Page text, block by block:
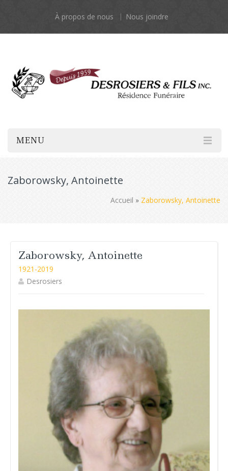
À propos de nous Nous joindre
MENU
Zaborowsky, Antoinette
Accueil » Zaborowsky, Antoinette
Zaborowsky, Antoinette
1921-2019
Desrosiers